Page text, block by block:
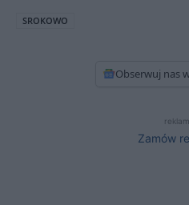
SROKOWO
Obserwuj nas
Zamów